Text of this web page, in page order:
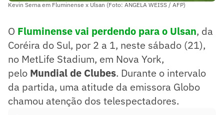
Kevin Serna em Fluminense x Ulsan (Foto: ANGELA WEISS / AFP)
O Fluminense vai perdendo para o Ulsan, da
Coréira do Sul, por 2 a 1, neste sábado (21),
no MetLife Stadium, em Nova York,
pelo Mundial de Clubes. Durante o intervalo
da partida, uma atitude da emissora Globo
chamou atenção dos telespectadores.